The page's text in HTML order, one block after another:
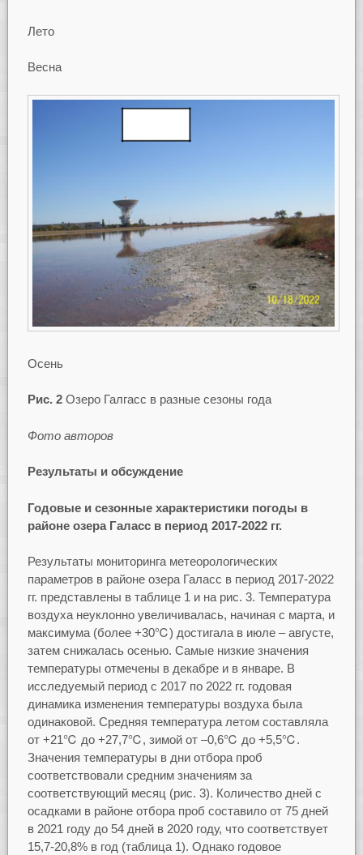
Лето
Весна
Осень
Рис. 2Озеро Галгасс в разные сезоны года
Фото авторов
Результаты и обсуждение
Годовые и сезонные характеристики погоды в
районе озера Галасс в период 2017-2022 гг.
Результаты мониторинга метеорологических
параметров в районе озера Галасс в период 2017-2022
гг. представлены в таблице 1 и на рис. 3. Температура
воздуха неуклонно увеличивалась, начиная с марта, и
максимума (более +30℃) достигала в июле – августе,
затем снижалась осенью. Самые низкие значения
температуры отмечены в декабре и в январе. В
исследуемый период с 2017 по 2022 гг. годовая
динамика изменения температуры воздуха была
одинаковой. Средняя температура летом составляла
от +21℃ до +27,7℃, зимой от –0,6℃ до +5,5℃.
Значения температуры в дни отбора проб
соответствовали средним значениям за
соответствующий месяц (рис. 3). Количество дней с
осадками в районе отбора проб составило от 75 дней
в 2021 году до 54 дней в 2020 году, что соответствует
15,7-20,8% в год (таблица 1). Однако годовое